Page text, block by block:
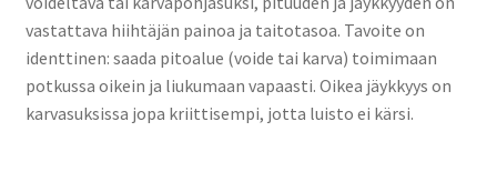
vastattava hiihtäjän painoa ja taitotasoa. Tavoite on
identtinen: saada pitoalue (voide tai karva) toimimaan
potkussa oikein ja liukumaan vapaasti. Oikea jäykkyys on
karvasuksissa jopa kriittisempi, jotta luisto ei kärsi.